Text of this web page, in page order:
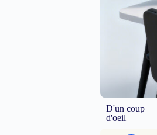
D'un coup
d'oeil